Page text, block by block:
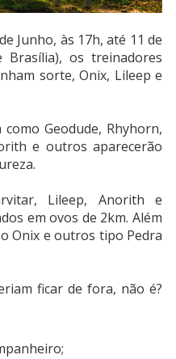
Junho, às 17h, até 11 de
os treinadores
sorte, Onix, Lileep e
Geodude, Rhyhorn,
e outros aparecerão
Lileep, Anorith e
em ovos de 2km. Além
Onix e outros tipo Pedra
ficar de fora, não é?